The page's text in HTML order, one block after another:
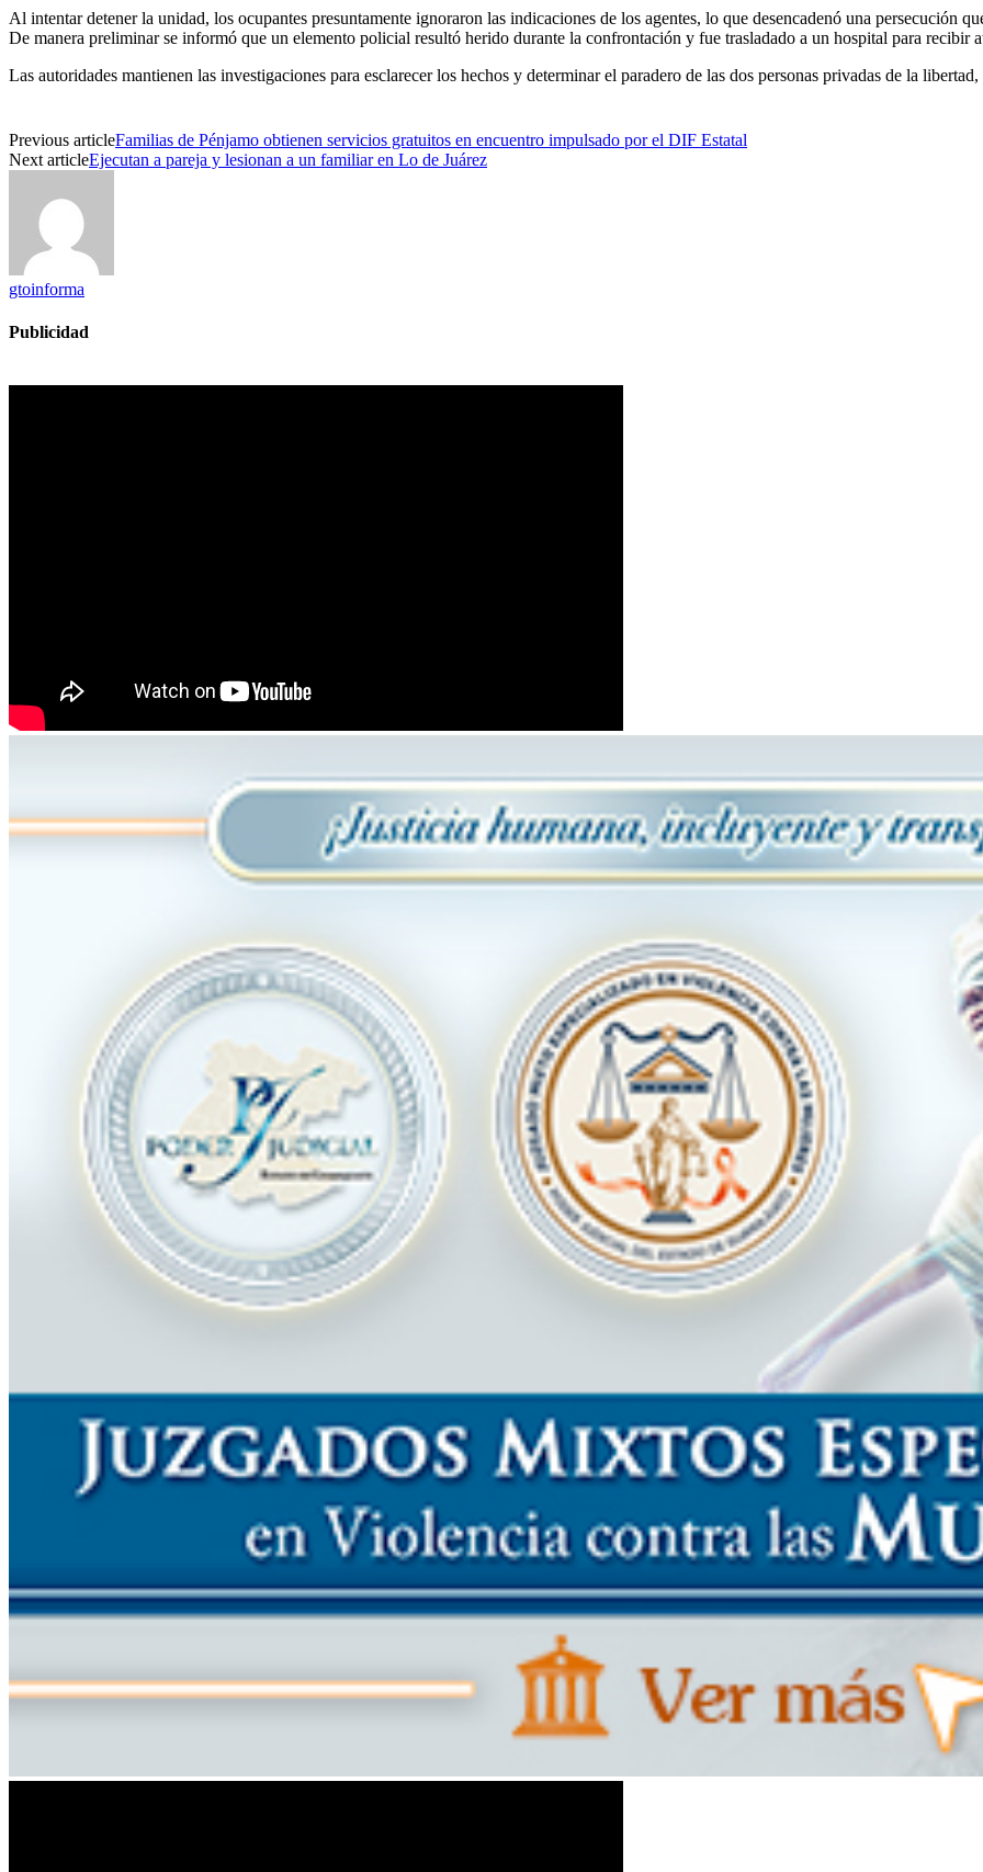
Al intentar detener la unidad, los ocupantes presuntamente ignoraron las indicaciones de los agentes, lo que desencadenó una persecución
De manera preliminar se informó que un elemento policial resultó herido durante la confrontación y fue trasladado a un hospital para recibir
Las autoridades mantienen las investigaciones para esclarecer los hechos y determinar el paradero de las dos personas privadas de la
Previous articleFamilias de Pénjamo obtienen servicios gratuitos en encuentro impulsado por el DIF Estatal
Next articleEjecutan a pareja y lesionan a un familiar en Lo de Juárez
gtoinforma
Publicidad